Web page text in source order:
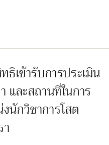
เข้ารับการประเมิน
และสถานที่ในการ
นักวิชาการโสต